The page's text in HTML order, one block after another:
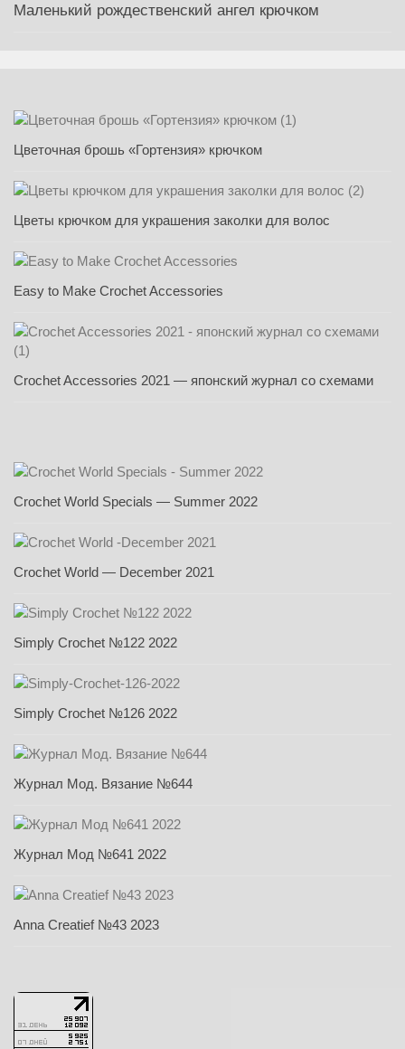
Маленький рождественский ангел крючком
Цветочная брошь «Гортензия» крючком
Цветы крючком для украшения заколки для волос
Easy to Make Crochet Accessories
Crochet Accessories 2021 — японский журнал со схемами
Crochet World Specials — Summer 2022
Crochet World — December 2021
Simply Crochet №122 2022
Simply Crochet №126 2022
Журнал Мод. Вязание №644
Журнал Мод №641 2022
Anna Creatief №43 2023